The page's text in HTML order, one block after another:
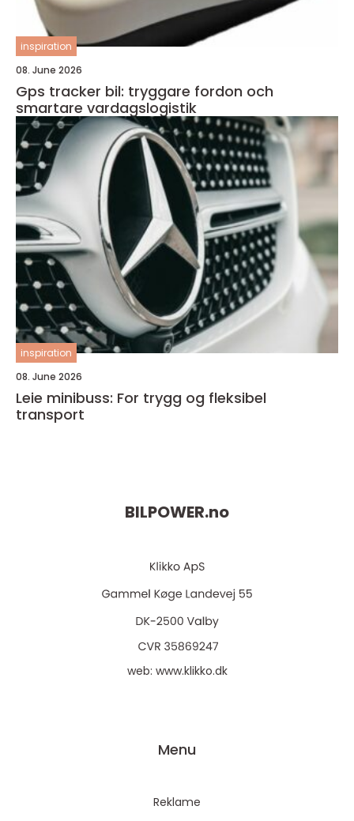
inspiration
08. June 2026
Gps tracker bil: tryggare fordon och
smartare vardagslogistik
inspiration
08. June 2026
Leie minibuss: For trygg og fleksibel
transport
BILPOWER.no
web: www.klikko.dk
Menu
Reklame